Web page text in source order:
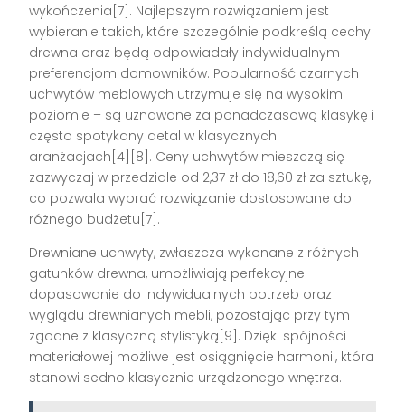
wykończenia[7]. Najlepszym rozwiązaniem jest
wybieranie takich, które szczególnie podkreślą cechy
drewna oraz będą odpowiadały indywidualnym
preferencjom domowników. Popularność czarnych
uchwytów meblowych utrzymuje się na wysokim
poziomie – są uznawane za ponadczasową klasykę i
często spotykany detal w klasycznych
aranżacjach[4][8]. Ceny uchwytów mieszczą się
zazwyczaj w przedziale od 2,37 zł do 18,60 zł za sztukę,
co pozwala wybrać rozwiązanie dostosowane do
różnego budżetu[7].
Drewniane uchwyty, zwłaszcza wykonane z różnych
gatunków drewna, umożliwiają perfekcyjne
dopasowanie do indywidualnych potrzeb oraz
wyglądu drewnianych mebli, pozostając przy tym
zgodne z klasyczną stylistyką[9]. Dzięki spójności
materiałowej możliwe jest osiągnięcie harmonii, która
stanowi sedno klasycznie urządzonego wnętrza.